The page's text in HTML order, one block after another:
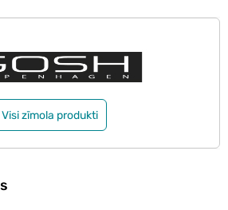
Visi zīmola produkti